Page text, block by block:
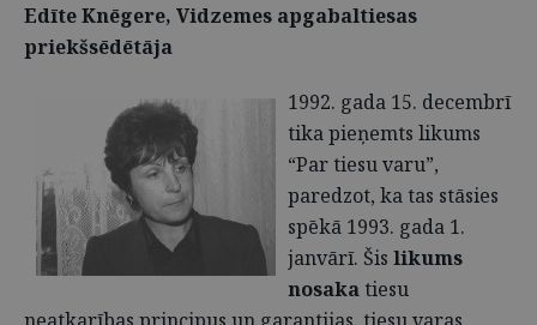
Edīte Knēgere, Vidzemes apgabaltiesas
priekšsēdētāja
1992. gada 15. decembrī
tika pieņemts likums
“Par tiesu varu”,
paredzot, ka tas stāsies
spēkā 1993. gada 1.
janvārī. Šis likums
nosaka tiesu